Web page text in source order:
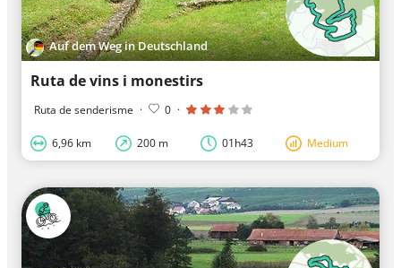
Auf dem Weg in Deutschland
Ruta de vins i monestirs
Ruta de senderisme · 0 ·
6,96 km 200 m 01h43 Medium